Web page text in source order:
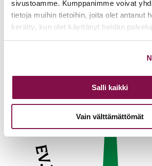
sivustoamme. Kumppanimme voivat
tietoja muihin tietoihin, joita olet antanut
kerätty, kun olet käyttänyt heidän
Salli kaikki
Vain välttämättömät
Toimistoväen verkostotapaaminen
08.09.2026
Takaisin tapahtumiin